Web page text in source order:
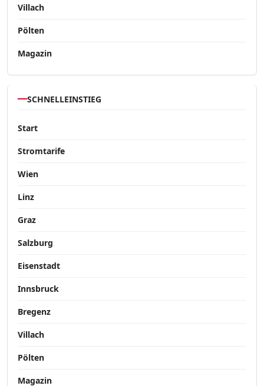
Villach
Pölten
Magazin
SCHNELLEINSTIEG
Start
Stromtarife
Wien
Linz
Graz
Salzburg
Eisenstadt
Innsbruck
Bregenz
Villach
Pölten
Magazin